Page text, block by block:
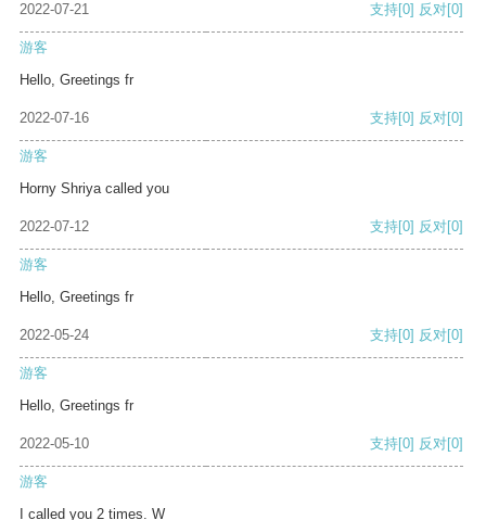
2022-07-21 支持[0] 反对[0]
游客
Hello, Greetings fr
2022-07-16 支持[0] 反对[0]
游客
Horny Shriya called you
2022-07-12 支持[0] 反对[0]
游客
Hello, Greetings fr
2022-05-24 支持[0] 反对[0]
游客
Hello, Greetings fr
2022-05-10 支持[0] 反对[0]
游客
I called you 2 times. W